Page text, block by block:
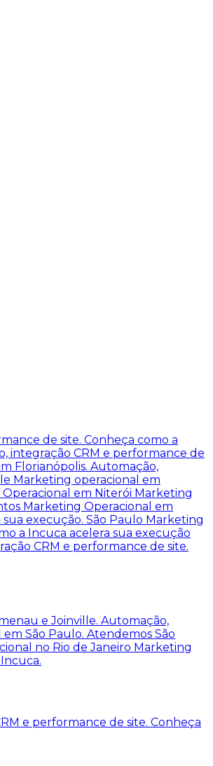
de site. Conheça como a
integração CRM e performance de
Florianópolis. Automação,
Marketing operacional em
em Niterói Marketing
Marketing Operacional em
execução. São Paulo Marketing
a Incuca acelera sua execução
CRM e performance de site.
e Joinville. Automação,
São Paulo. Atendemos São
no Rio de Janeiro Marketing
e performance de site. Conheça